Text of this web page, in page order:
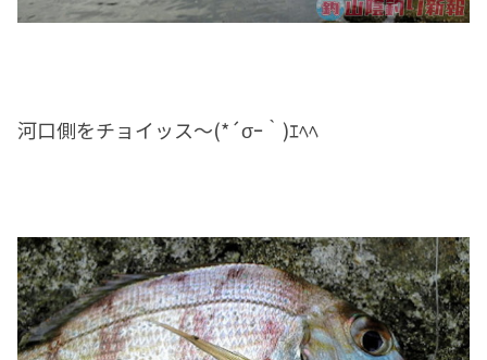
河口側をチョイッス～(*´σｰ｀)ｴﾍﾍ